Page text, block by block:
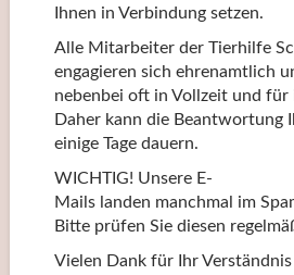
Ihnen in Verbindung setzen.
Alle Mitarbeiter der Tierhilfe
engagieren sich ehrenamtlich
nebenbei oft in Vollzeit und für
Daher kann die Beantwortung
einige Tage dauern.
WICHTIG! Unsere E-
Mails landen manchmal im
Bitte prüfen Sie diesen
Vielen Dank für Ihr